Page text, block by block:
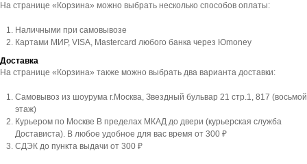
На странице «Корзина» можно выбрать несколько способов оплаты:
Наличными при самовывозе
Картами МИР, VISA, Mastercard любого банка через Юmoney
Доставка
На странице «Корзина» также можно выбрать два варианта доставки:
Самовывоз из шоурума г.Москва, Звездный бульвар 21 стр.1, 817 (восьмой
этаж)
Курьером по Москве В пределах МКАД до двери (курьерская служба
Достависта). В любое удобное для вас время от 300 ₽
СДЭК до пункта выдачи от 300 ₽